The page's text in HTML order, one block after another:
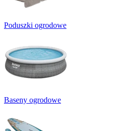
Poduszki ogrodowe
Baseny ogrodowe